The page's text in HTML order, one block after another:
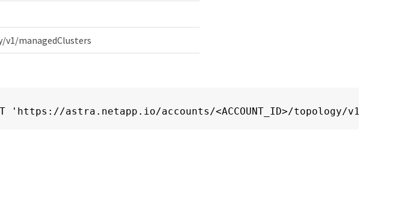
managedClusters
astra.netapp.io/accounts/<ACCOUNT_ID>/topology/v1/